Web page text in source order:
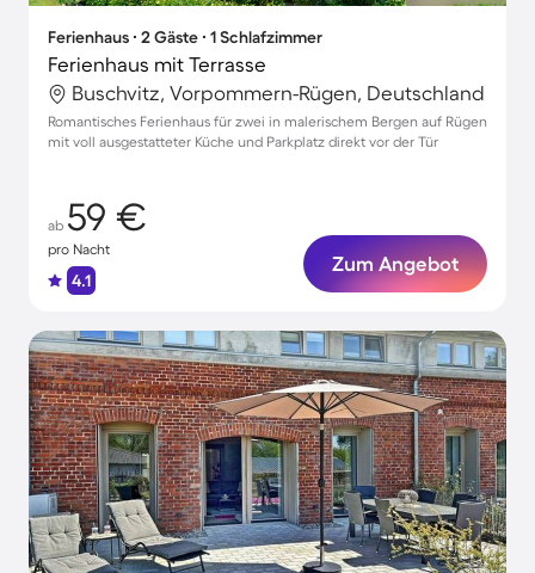
Ferienhaus ∙ 2 Gäste ∙ 1 Schlafzimmer
Ferienhaus mit Terrasse
Buschvitz, Vorpommern-Rügen, Deutschland
Romantisches Ferienhaus für zwei in malerischem Bergen auf Rügen
mit voll ausgestatteter Küche und Parkplatz direkt vor der Tür
ab 59 €
pro Nacht
4.1
Zum Angebot